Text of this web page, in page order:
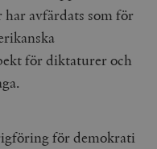
har avfärdats som för
för diktaturer och
för demokrati